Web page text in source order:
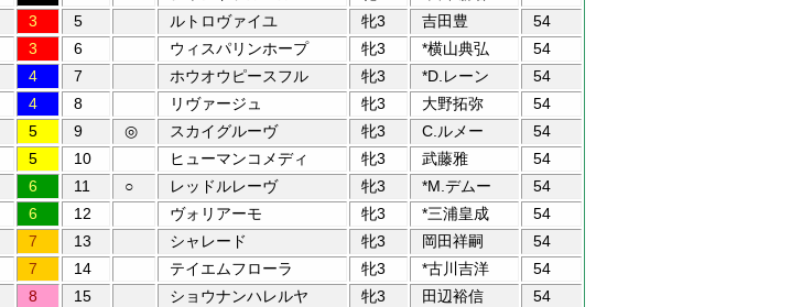
3
5 ルトロヴァイユ 牝3 吉田豊
54
3
6 ウィスパリンホープ 牝3 *横山典弘
54
4
7 ホウオウピースフル 牝3 *D.レーン
54
4
8 リヴァージュ 牝3 大野拓弥
54
5
9 ◎ スカイグルーヴ 牝3 C.ルメー
54
5
10 ヒューマンコメディ 牝3 武藤雅
54
6
11 ○ レッドルレーヴ 牝3 *M.デムー
54
6
12 ヴォリアーモ 牝3 *三浦皇成
54
7
13 シャレード 牝3 岡田祥嗣
54
7
14 テイエムフローラ 牝3 *古川吉洋
54
8
15 ショウナンハレルヤ 牝3 田辺裕信
54